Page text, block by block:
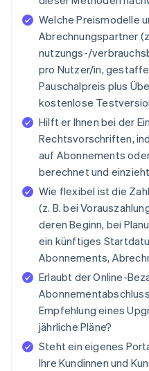
Welche Preismodelle
Abrechnungspartner
nutzungs-/
pro Nutzer/in,
Pauschalpreis plus
kostenlose
Hilft er Ihnen bei der
Rechtsvorschriften,
auf Abonnements
berechnet und
Wie flexibel ist die
(z. B. bei
deren Beginn, bei
ein künftiges
Abonnements,
Erlaubt der Online-
Empfehlung eines
jährliche Pläne?
Steht ein eigenes
Ihre Kundinnen und